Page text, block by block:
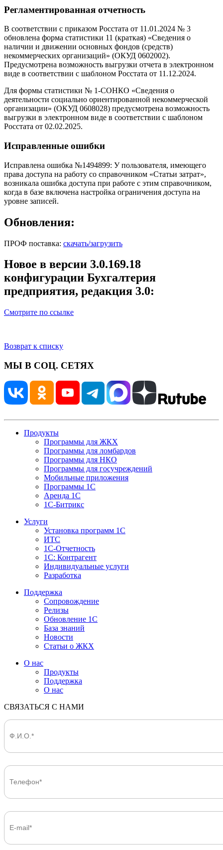
Регламентированная отчетность
В соответствии с приказом Росстата от 11.01.2024 № 3
обновлена форма статистики 11 (краткая) «Сведения о
наличии и движении основных фондов (средств)
некоммерческих организаций» (ОКУД 0602002).
Предусмотрена возможность выгрузки отчета в электронном
виде в соответствии с шаблоном Росстата от 11.12.2024.
Для формы статистики № 1-СОНКО «Сведения о
деятельности социально ориентированной некоммерческой
организации» (ОКУД 0608028) предусмотрена возможность
выгрузки в электронном виде в соответствии с шаблоном
Росстата от 02.02.2025.
Исправленные ошибки
Исправлена ошибка №1494899: У пользователя, имеющего
права доступа на работу со справочником «Статьи затрат»,
возникала ошибка доступа при работе с этим справочником,
когда в базе включена настройка ограничения доступа на
уровне записей.
Обновления:
ПРОФ поставка: скачать/загрузить
Новое в версии 3.0.169.18
конфигурации Бухгалтерия
предприятия, редакция 3.0:
Смотрите по ссылке
Возврат к списку
МЫ В СОЦ. СЕТЯХ
Продукты
Программы для ЖКХ
Программы для ломбардов
Программы для НКО
Программы для госучреждений
Мобильные приложения
Программы 1С
Аренда 1С
1С-Битрикс
Услуги
Установка программ 1С
ИТС
1С-Отчетность
1С: Контрагент
Индивидуальные услуги
Разработка
Поддержка
Сопровождение
Релизы
Обновление 1С
База знаний
Новости
Статьи о ЖКХ
О нас
Продукты
Поддержка
О нас
СВЯЗАТЬСЯ С НАМИ